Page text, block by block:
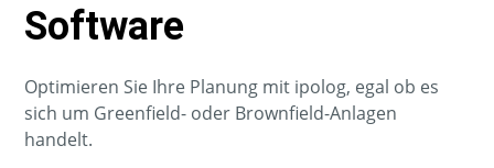
Software
Optimieren Sie Ihre Planung mit ipolog, egal ob es
sich um Greenfield- oder Brownfield-Anlagen
handelt.